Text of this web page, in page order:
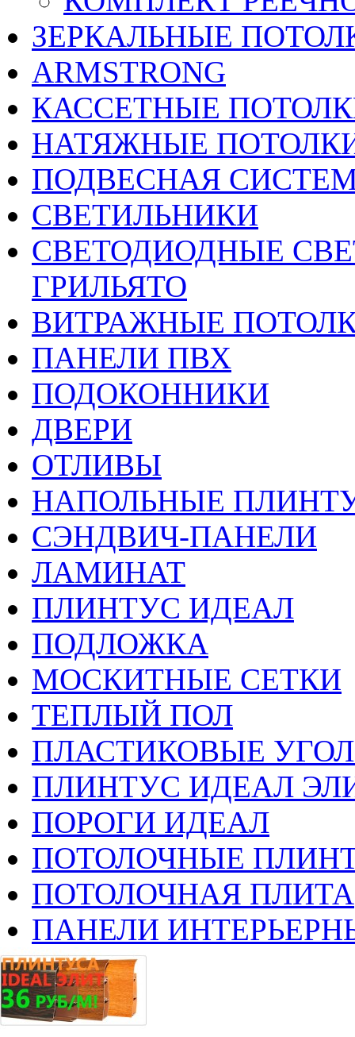
ЗЕРКАЛЬНЫЕ
ARMSTRONG
КАССЕТНЫЕ
НАТЯЖНЫЕ
ПОДВЕСНАЯ
СВЕТИЛЬНИКИ
CВЕТОДИОДНЫЕ
ГРИЛЬЯТО
ВИТРАЖНЫЕ
ПАНЕЛИ ПВХ
ПОДОКОННИКИ
ДВЕРИ
ОТЛИВЫ
НАПОЛЬНЫЕ
СЭНДВИЧ-ПАНЕЛИ
ЛАМИНАТ
ПЛИНТУС ИДЕАЛ
ПОДЛОЖКА
МОСКИТНЫЕ СЕТКИ
ТЕПЛЫЙ ПОЛ
ПЛАСТИКОВЫЕ
ПЛИНТУС ИДЕАЛ
ПОРОГИ ИДЕАЛ
ПОТОЛОЧНЫЕ
ПОТОЛОЧНАЯ ПЛИТА
ПАНЕЛИ